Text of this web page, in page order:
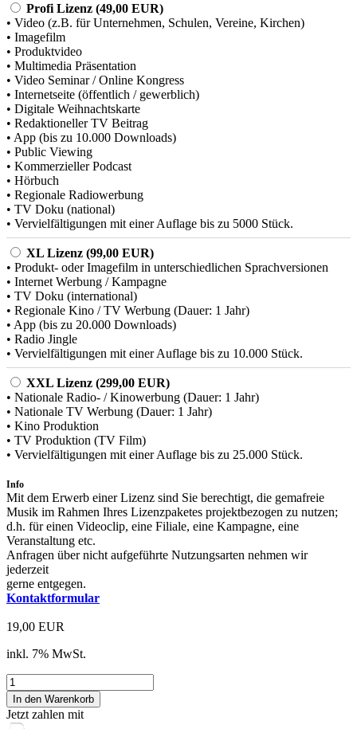
Profi Lizenz (49,00 EUR)
• Video (z.B. für Unternehmen, Schulen, Vereine, Kirchen)
• Imagefilm
• Produktvideo
• Multimedia Präsentation
• Video Seminar / Online Kongress
• Internetseite (öffentlich / gewerblich)
• Digitale Weihnachtskarte
• Redaktioneller TV Beitrag
• App (bis zu 10.000 Downloads)
• Public Viewing
• Kommerzieller Podcast
• Hörbuch
• Regionale Radiowerbung
• TV Doku (national)
• Vervielfältigungen mit einer Auflage bis zu 5000 Stück.
XL Lizenz (99,00 EUR)
• Produkt- oder Imagefilm in unterschiedlichen Sprachversionen
• Internet Werbung / Kampagne
• TV Doku (international)
• Regionale Kino / TV Werbung (Dauer: 1 Jahr)
• App (bis zu 20.000 Downloads)
• Radio Jingle
• Vervielfältigungen mit einer Auflage bis zu 10.000 Stück.
XXL Lizenz (299,00 EUR)
• Nationale Radio- / Kinowerbung (Dauer: 1 Jahr)
• Nationale TV Werbung (Dauer: 1 Jahr)
• Kino Produktion
• TV Produktion (TV Film)
• Vervielfältigungen mit einer Auflage bis zu 25.000 Stück.
Info
Mit dem Erwerb einer Lizenz sind Sie berechtigt, die gemafreie
Musik im Rahmen Ihres Lizenzpaketes projektbezogen zu nutzen;
d.h. für einen Videoclip, eine Filiale, eine Kampagne, eine
Veranstaltung etc.
Anfragen über nicht aufgeführte Nutzungsarten nehmen wir
jederzeit
gerne entgegen.
Kontaktformular
19,00 EUR
inkl. 7% MwSt.
Jetzt zahlen mit